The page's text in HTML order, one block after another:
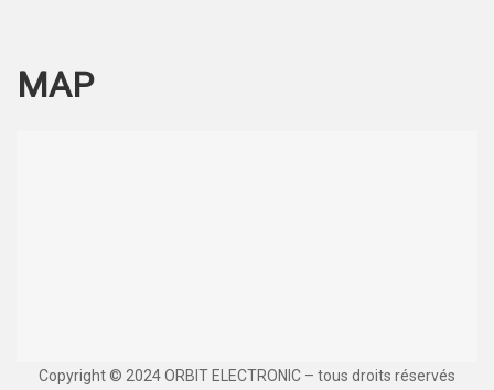
MAP
Copyright © 2024 ORBIT ELECTRONIC – tous droits réservés